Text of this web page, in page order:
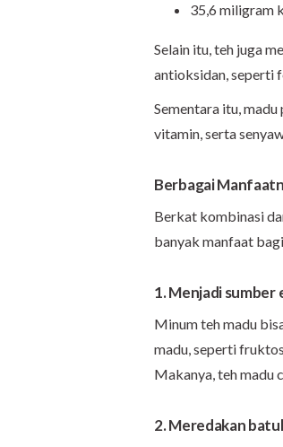
35,6 miligram
Selain itu, teh juga
antioksidan, seperti
Sementara itu,
vitamin, serta
Berbagai
Berkat kombinasi
banyak manfaat
1. Menjadi sumber
Minum teh madu
madu, seperti
Makanya, teh madu
2. Meredakan